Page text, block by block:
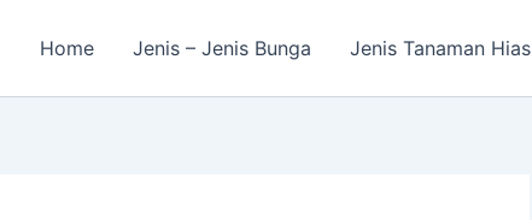
Home Jenis – Jenis Bunga Jenis Tanaman Hias